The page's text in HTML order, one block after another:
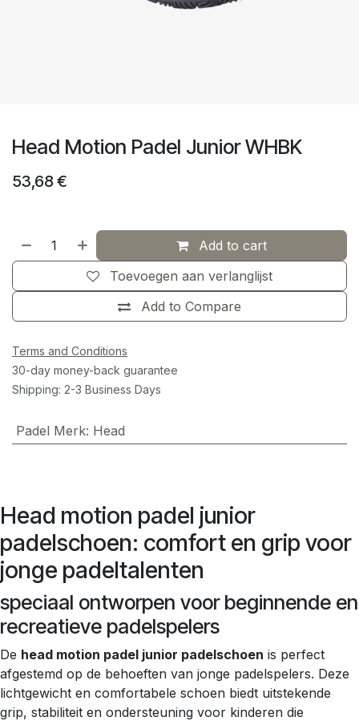
Head Motion Padel Junior WHBK
53,68€
Add to cart
Add to Compare
Toevoegen aan verlanglijst
Terms and Conditions
30-day money-back guarantee
Shipping: 2-3 Business Days
Padel Merk: Head
Head motion padel junior
padelschoen: comfort en grip voor
jonge padeltalenten
speciaal ontworpen voor beginnende en
recreatieve padelspelers
De head motion padel junior padelschoen is perfect
afgestemd op de behoeften van jonge padelspelers. Deze
lichtgewicht en comfortabele schoen biedt uitstekende
grip, stabiliteit en ondersteuning voor kinderen die